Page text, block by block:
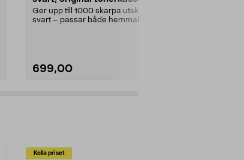
Ger upp till 1000 skarpa utskrifter i
svart – passar både hemmakontor
699,00
Kolla priset